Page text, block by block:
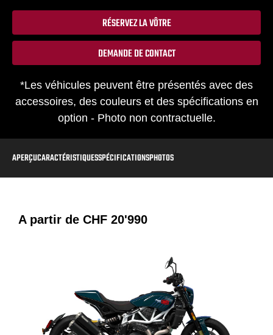
RÉSERVEZ LA VÔTRE
DEMANDE DE CONTACT
*Les véhicules peuvent être présentés avec des
accessoires, des couleurs et des spécifications en
option - Photo non contractuelle.
APERÇUCARACTÉRISTIQUESSPÉCIFICATIONSPHOTOS
A partir de CHF 20'990